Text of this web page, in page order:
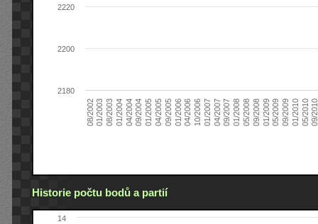
08/200201/200308/200301/200404/200409/200401/200504/200509/200501/200604/200610/200601/200704/200709/200701/200805/200809/200801/200905/200909/200901/201005/201009/
2180
2200
2220
Historie počtu bodů a partií
14